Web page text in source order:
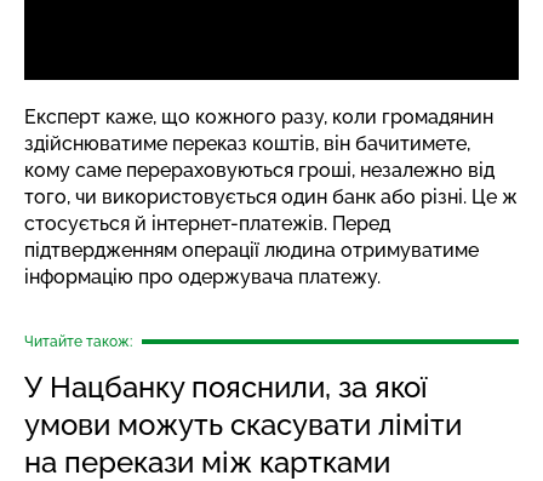
Експерт каже, що кожного разу, коли громадянин
здійснюватиме переказ коштів, він бачитимете,
кому саме перераховуються гроші, незалежно від
того, чи використовується один банк або різні. Це ж
стосується й інтернет-платежів. Перед
підтвердженням операції людина отримуватиме
інформацію про одержувача платежу.
Читайте також:
У Нацбанку пояснили, за якої
умови можуть скасувати ліміти
на перекази між картками